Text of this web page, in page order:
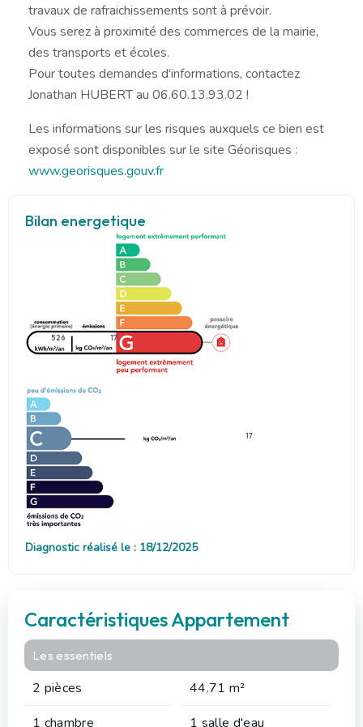
travaux de rafraichissements sont à prévoir.
Vous serez à proximité des commerces de la mairie,
des transports et écoles.
Pour toutes demandes d'informations, contactez
Jonathan HUBERT au 06.60.13.93.02 !
Les informations sur les risques auxquels ce bien est
exposé sont disponibles sur le site Géorisques :
www.georisques.gouv.fr
Bilan energetique
526 17
17
Diagnostic réalisé le : 18/12/2025
Caractéristiques Appartement
Les essentiels
2 pièces
44.71 m²
1 chambre
1 salle d'eau